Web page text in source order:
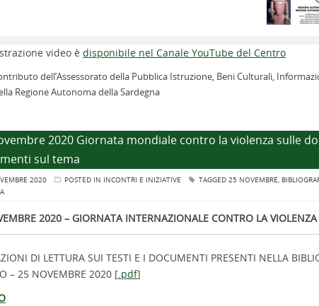
video è disponibile nel Canale YouTube del Centro
dell’Assessorato della Pubblica Istruzione, Beni Culturali,
Regione Autonoma della Sardegna
2020 Giornata mondiale contro la violenza sulle
sul tema
2020 POSTED IN INCONTRI E INIZIATIVE TAGGED 25 NOVEMBRE,
2020 – GIORNATA INTERNAZIONALE CONTRO LA
DI LETTURA SUI TESTI E I DOCUMENTI PRESENTI NELLA
– 25 NOVEMBRE 2020 [.pdf]